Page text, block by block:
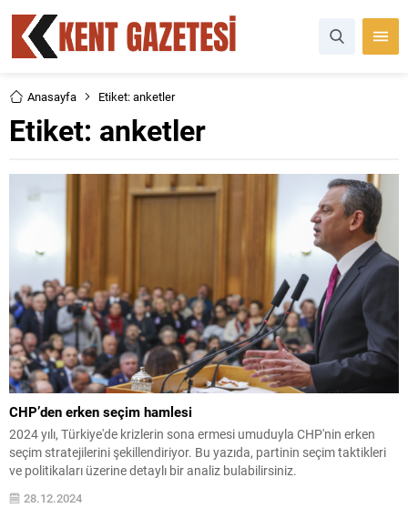
Anasayfa Etiket: anketler
Etiket: anketler
CHP’den erken seçim hamlesi
2024 yılı, Türkiye'de krizlerin sona ermesi umuduyla CHP'nin erken
seçim stratejilerini şekillendiriyor. Bu yazıda, partinin seçim taktikleri
ve politikaları üzerine detaylı bir analiz bulabilirsiniz.
28.12.2024